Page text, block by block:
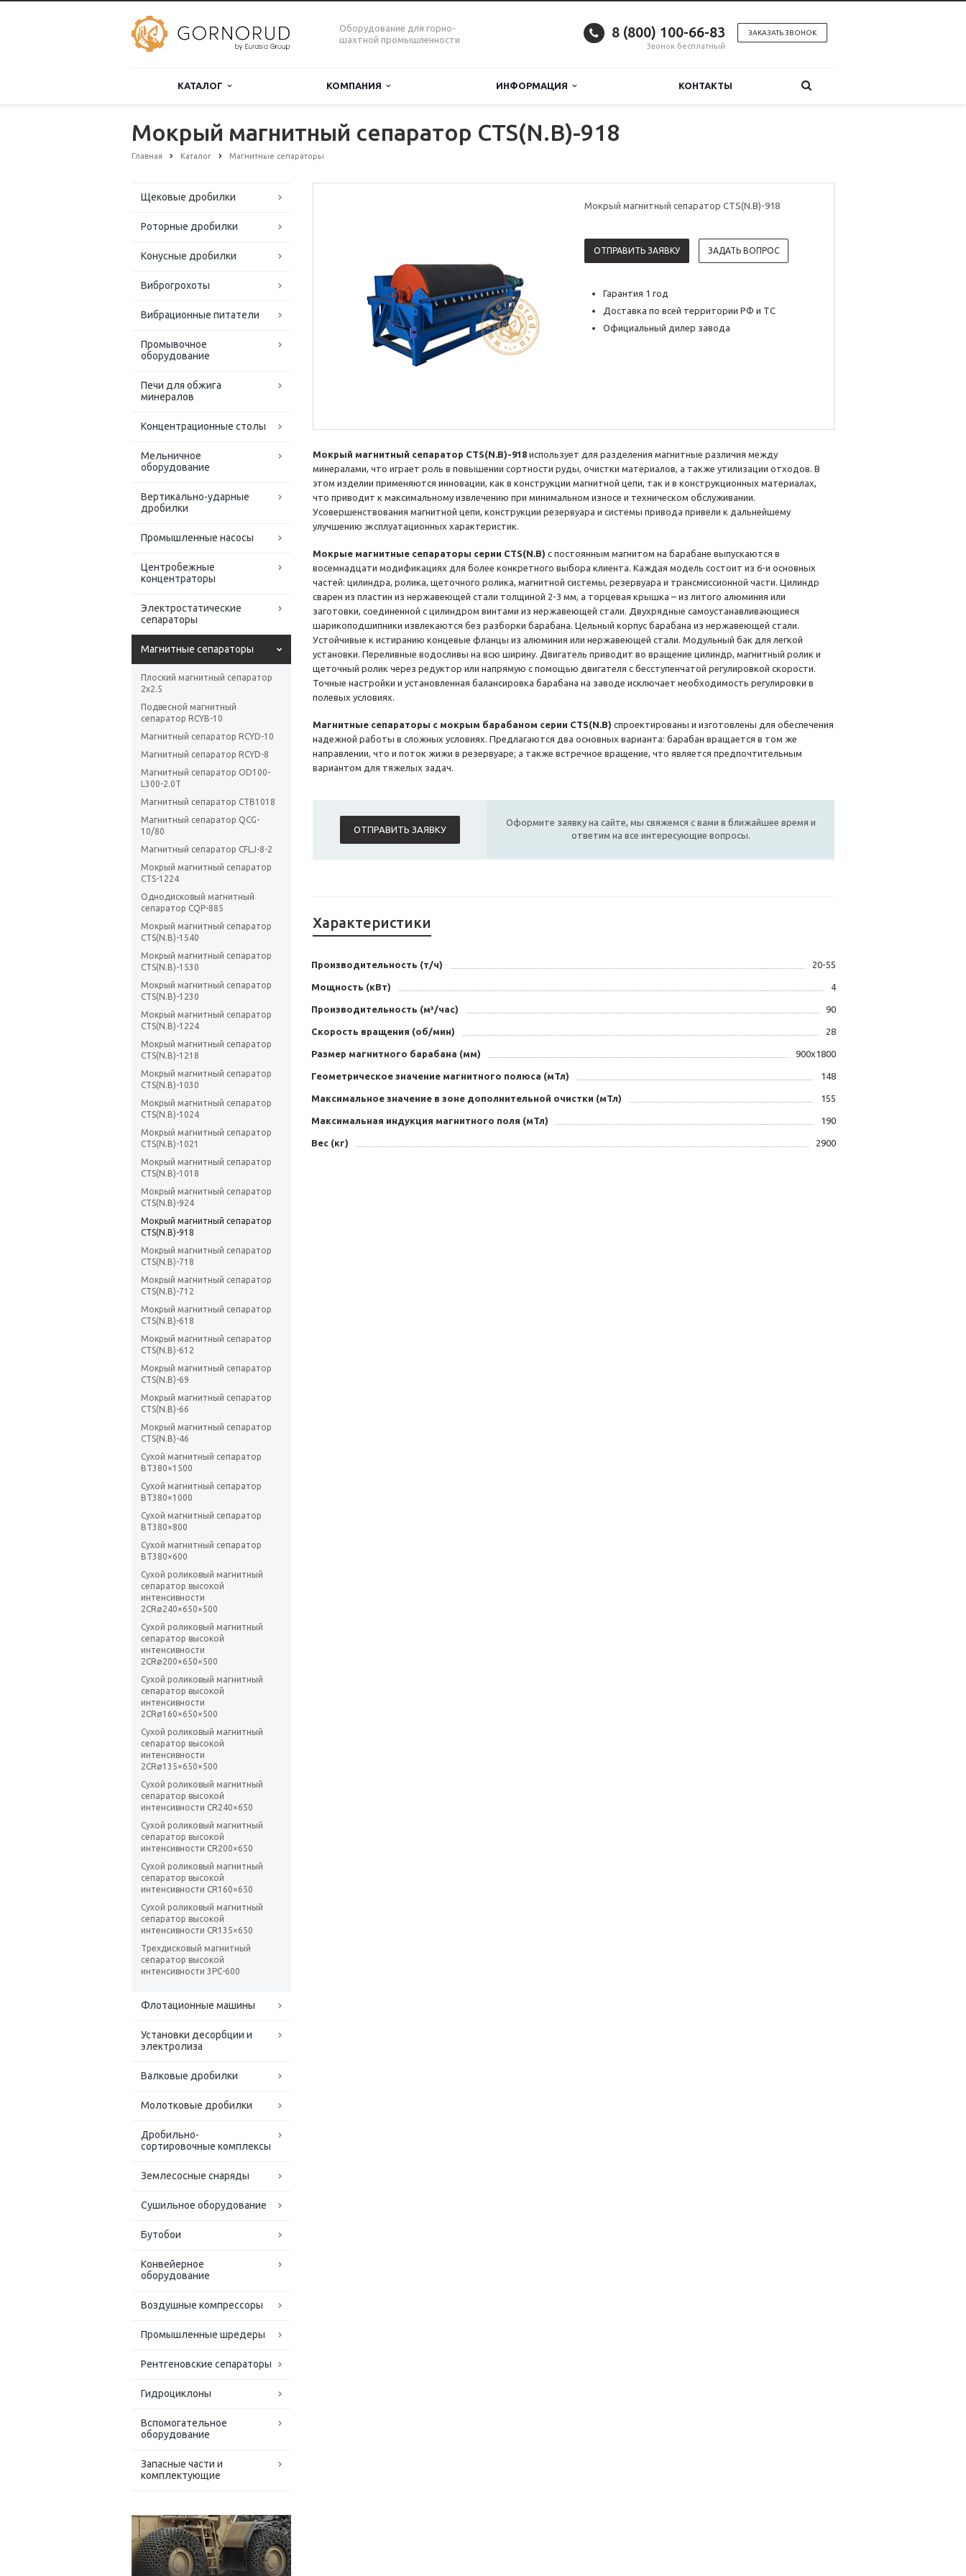
Оборудование для горно-
шахтной промышленности
ЗАКАЗАТЬ ЗВОНОК
8 (800) 100-66-83
Звонок бесплатный
КАТАЛОГ КОМПАНИЯ ИНФОРМАЦИЯ КОНТАКТЫ
Мокрый магнитный сепаратор CTS(N.B)-918
Главная Каталог Магнитные сепараторы
Щековые дробилки
Роторные дробилки
Конусные дробилки
Виброгрохоты
Вибрационные питатели
Промывочное
оборудование
Печи для обжига
минералов
Концентрационные столы
Мельничное
оборудование
Вертикально-ударные
дробилки
Промышленные насосы
Центробежные
концентраторы
Электростатические
сепараторы
Магнитные сепараторы
Плоский магнитный сепаратор
2х2.5
Подвесной магнитный
сепаратор RCYB-10
Магнитный сепаратор RCYD-10
Магнитный сепаратор RCYD-8
Магнитный сепаратор OD100-
L300-2.0T
Магнитный сепаратор CTB1018
Магнитный сепаратор QCG-
10/80
Магнитный сепаратор CFLJ-8-2
Мокрый магнитный сепаратор
CTS-1224
Однодисковый магнитный
сепаратор CQP-885
Мокрый магнитный сепаратор
CTS(N.B)-1540
Мокрый магнитный сепаратор
CTS(N.B)-1530
Мокрый магнитный сепаратор
CTS(N.B)-1230
Мокрый магнитный сепаратор
CTS(N.B)-1224
Мокрый магнитный сепаратор
CTS(N.B)-1218
Мокрый магнитный сепаратор
CTS(N.B)-1030
Мокрый магнитный сепаратор
CTS(N.B)-1024
Мокрый магнитный сепаратор
CTS(N.B)-1021
Мокрый магнитный сепаратор
CTS(N.B)-1018
Мокрый магнитный сепаратор
CTS(N.B)-924
Мокрый магнитный сепаратор
CTS(N.B)-918
Мокрый магнитный сепаратор
CTS(N.B)-718
Мокрый магнитный сепаратор
CTS(N.B)-712
Мокрый магнитный сепаратор
CTS(N.B)-618
Мокрый магнитный сепаратор
CTS(N.B)-612
Мокрый магнитный сепаратор
CTS(N.B)-69
Мокрый магнитный сепаратор
CTS(N.B)-66
Мокрый магнитный сепаратор
CTS(N.B)-46
Сухой магнитный сепаратор
BT380×1500
Сухой магнитный сепаратор
BT380×1000
Сухой магнитный сепаратор
BT380×800
Сухой магнитный сепаратор
BT380×600
Сухой роликовый магнитный
сепаратор высокой
интенсивности
2CRø240×650×500
Сухой роликовый магнитный
сепаратор высокой
интенсивности
2CRø200×650×500
Сухой роликовый магнитный
сепаратор высокой
интенсивности
2CRø160×650×500
Сухой роликовый магнитный
сепаратор высокой
интенсивности
2CRø135×650×500
Сухой роликовый магнитный
сепаратор высокой
интенсивности CR240×650
Сухой роликовый магнитный
сепаратор высокой
интенсивности CR200×650
Сухой роликовый магнитный
сепаратор высокой
интенсивности CR160×650
Сухой роликовый магнитный
сепаратор высокой
интенсивности CR135×650
Трехдисковый магнитный
сепаратор высокой
интенсивности 3PC-600
Флотационные машины
Установки десорбции и
электролиза
Валковые дробилки
Молотковые дробилки
Дробильно-
сортировочные комплексы
Землесосные снаряды
Сушильное оборудование
Бутобои
Конвейерное
оборудование
Воздушные компрессоры
Промышленные шредеры
Рентгеновские сепараторы
Гидроциклоны
Вспомогательное
оборудование
Запасные части и
комплектующие
Мокрый магнитный сепаратор CTS(N.B)-918
ОТПРАВИТЬ ЗАЯВКУ ЗАДАТЬ ВОПРОС
Гарантия 1 год
Доставка по всей территории РФ и ТС
Официальный дилер завода
Мокрый магнитный сепаратор CTS(N.B)-918 использует для разделения магнитные различия между
минералами, что играет роль в повышении сортности руды, очистки материалов, а также утилизации отходов. В
этом изделии применяются инновации, как в конструкции магнитной цепи, так и в конструкционных материалах,
что приводит к максимальному извлечению при минимальном износе и техническом обслуживании.
Усовершенствования магнитной цепи, конструкции резервуара и системы привода привели к дальнейшему
улучшению эксплуатационных характеристик.
Мокрые магнитные сепараторы серии CTS(N.B) с постоянным магнитом на барабане выпускаются в
восемнадцати модификациях для более конкретного выбора клиента. Каждая модель состоит из 6-и основных
частей: цилиндра, ролика, щеточного ролика, магнитной системы, резервуара и трансмиссионной части. Цилиндр
сварен из пластин из нержавеющей стали толщиной 2-3 мм, а торцевая крышка – из литого алюминия или
заготовки, соединенной с цилиндром винтами из нержавеющей стали. Двухрядные самоустанавливающиеся
шарикоподшипники извлекаются без разборки барабана. Цельный корпус барабана из нержавеющей стали.
Устойчивые к истиранию концевые фланцы из алюминия или нержавеющей стали. Модульный бак для легкой
установки. Переливные водосливы на всю ширину. Двигатель приводит во вращение цилиндр, магнитный ролик и
щеточный ролик через редуктор или напрямую с помощью двигателя с бесступенчатой регулировкой скорости.
Точные настройки и установленная балансировка барабана на заводе исключает необходимость регулировки в
полевых условиях.
Магнитные сепараторы с мокрым барабаном серии CTS(N.B) спроектированы и изготовлены для обеспечения
надежной работы в сложных условиях. Предлагаются два основных варианта: барабан вращается в том же
направлении, что и поток жижи в резервуаре; а также встречное вращение, что является предпочтительным
вариантом для тяжелых задач.
ОТПРАВИТЬ ЗАЯВКУ
Оформите заявку на сайте, мы свяжемся с вами в ближайшее время и
ответим на все интересующие вопросы.
Характеристики
Производительность (т/ч) 20-55
Мощность (кВт) 4
Производительность (м³/час) 90
Скорость вращения (об/мин) 28
Размер магнитного барабана (мм) 900х1800
Геометрическое значение магнитного полюса (мТл) 148
Максимальное значение в зоне дополнительной очистки (мТл) 155
Максимальная индукция магнитного поля (мТл) 190
Вес (кг) 2900